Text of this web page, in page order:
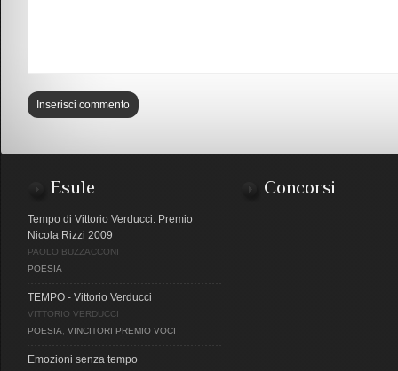
Esule
Tempo di Vittorio Verducci. Premio
Nicola Rizzi 2009
PAOLO BUZZACCONI
POESIA
TEMPO - Vittorio Verducci
VITTORIO VERDUCCI
POESIA
VINCITORI PREMIO VOCI
Emozioni senza tempo
Concorsi